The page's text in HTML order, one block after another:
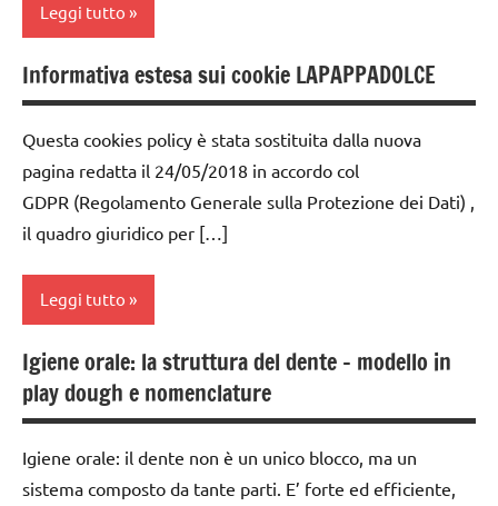
Leggi tutto
web
Informativa estesa sui cookie LAPAPPADOLCE
Questa cookies policy è stata sostituita dalla nuova
pagina redatta il 24/05/2018 in accordo col
GDPR (Regolamento Generale sulla Protezione dei Dati) ,
il quadro giuridico per […]
Leggi tutto
web
Igiene orale: la struttura del dente – modello in
play dough e nomenclature
Igiene orale: il dente non è un unico blocco, ma un
sistema composto da tante parti. E’ forte ed efficiente,